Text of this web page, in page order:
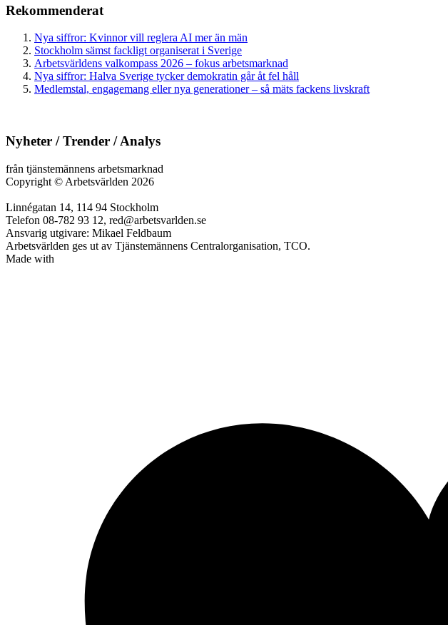
Rekommenderat
Nya siffror: Kvinnor vill reglera AI mer än män
Stockholm sämst fackligt organiserat i Sverige
Arbetsvärldens valkompass 2026 – fokus arbetsmarknad
Nya siffror: Halva Sverige tycker demokratin går åt fel håll
Medlemstal, engagemang eller nya generationer – så mäts fackens livskraft
Nyheter / Trender / Analys
från tjänstemännens arbetsmarknad
Copyright © Arbetsvärlden 2026
Linnégatan 14, 114 94 Stockholm
Telefon 08-782 93 12, red@arbetsvarlden.se
Ansvarig utgivare: Mikael Feldbaum
Arbetsvärlden ges ut av Tjänstemännens Centralorganisation, TCO.
Made with